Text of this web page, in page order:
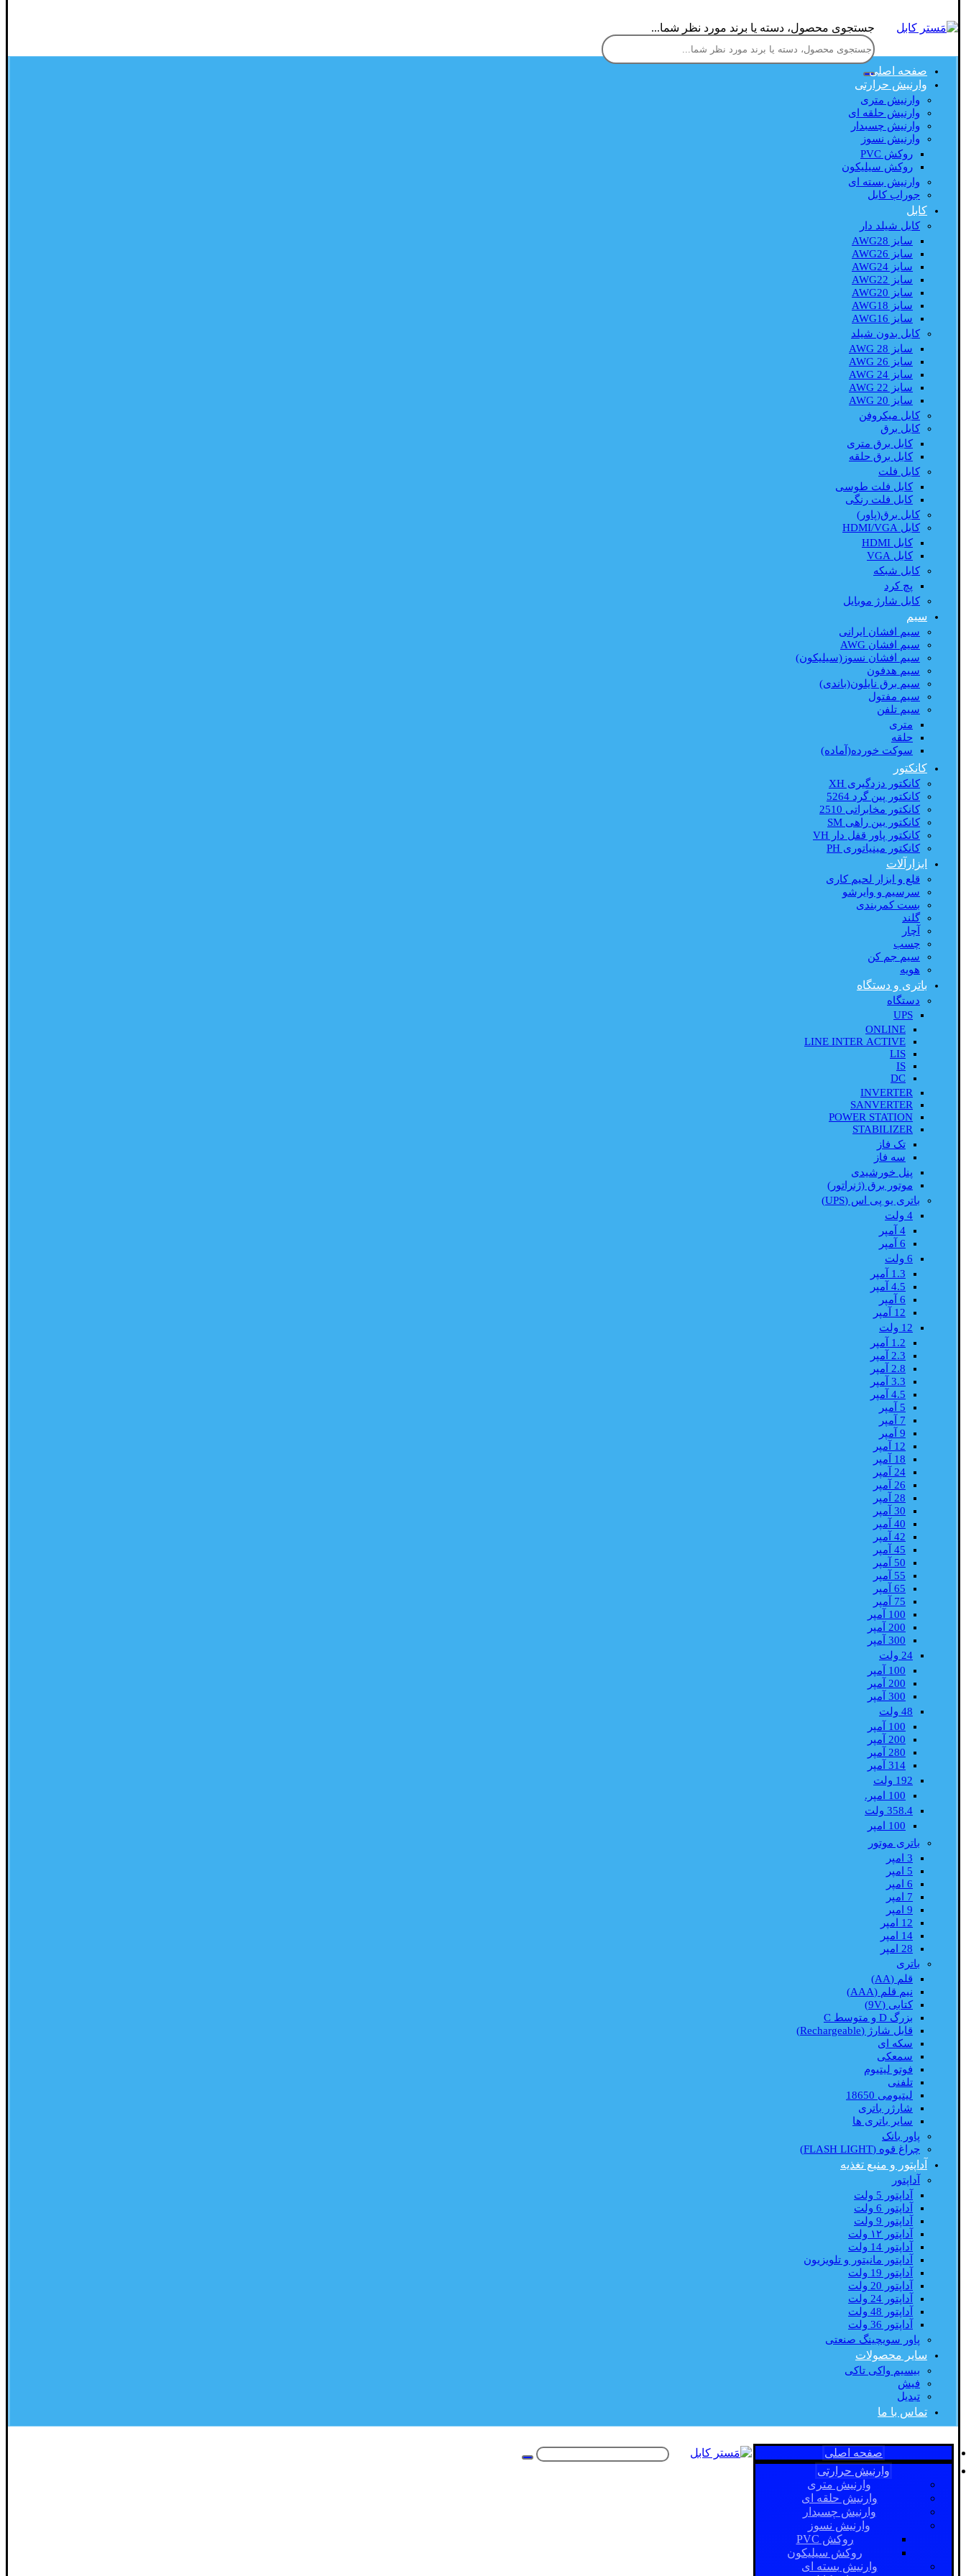
جستجوی محصول، دسته یا برند مورد نظر شما...
صفحه اصلی
وارنیش حرارتی
وارنیش متری
وارنیش حلقه ای
وارنیش چسبدار
وارنیش نسوز
روکش PVC
روکش سیلیکون
وارنیش بسته ای
جوراب کابل
کابل
کابل شیلد دار
سایز AWG28
سایز AWG26
سایز AWG24
سایز AWG22
سایز AWG20
سایز AWG18
سایز AWG16
کابل بدون شیلد
سایز AWG 28
سایز AWG 26
سایز AWG 24
سایز AWG 22
سایز AWG 20
کابل میکروفن
کابل برق
کابل برق متری
کابل برق حلقه
کابل فلت
کابل فلت طوسی
کابل فلت رنگی
کابل برق(پاور)
کابل HDMI/VGA
کابل HDMI
کابل VGA
کابل شبکه
پچ کرد
کابل شارژ موبایل
سیم
سیم افشان ایرانی
سیم افشان AWG
سیم افشان نسوز(سیلیکون)
سیم هدفون
سیم برق نایلون(باندی)
سیم مفتول
سیم تلفن
متری
حلقه
سوکت خورده(آماده)
کانکتور
کانکتور دزدگیری XH
کانکتور پین گرد 5264
کانکتور مخابراتی 2510
کانکتور بین راهی SM
کانکتور پاور قفل دار VH
کانکتور مینیاتوری PH
ابزارآلات
قلع و ابزار لحیم کاری
سرسیم و وایرشو
بست کمربندی
گلند
آچار
چسب
سیم جم کن
هویه
باتری و دستگاه
دستگاه
UPS
ONLINE
LINE INTER ACTIVE
LIS
IS
DC
INVERTER
SANVERTER
POWER STATION
STABILIZER
تک فاز
سه فاز
پنل خورشیدی
موتور برق (ژنراتور)
باتری یو پی اس (UPS)
4 ولت
4 آمپر
6 آمپر
6 ولت
1.3 آمپر
4.5 آمپر
6 آمپر
12 آمپر
12 ولت
1.2 آمپر
2.3 آمپر
2.8 آمپر
3.3 آمپر
4.5 آمپر
5 آمپر
7 آمپر
9 آمپر
12 آمپر
18 آمپر
24 آمپر
26 آمپر
28 آمپر
30 آمپر
40 آمپر
42 آمپر
45 آمپر
50 آمپر
55 آمپر
65 آمپر
75 آمپر
100 آمپر
200 آمپر
300 آمپر
24 ولت
100 آمپر
200 آمپر
300 آمپر
48 ولت
100 آمپر
200 آمپر
280 آمپر
314 آمپر
192 ولت
100 امپر.
358.4 ولت
100 امپر
باتری موتور
3 امپر
5 امپر
6 امپر
7 امپر
9 امپر
12 امپر
14 امپر
28 امپر
باتری
قلم (AA)
نیم قلم (AAA)
کتابی (9V)
بزرگ D و متوسط C
قابل شارژ (Rechargeable)
سکه ای
سمعکی
فوتو لیتیوم
تلفنی
لیتیومی 18650
شارژر باتری
سایر باتری ها
پاور بانک
چراغ قوه (FLASH LIGHT)
آداپتور و منبع تغذیه
آداپتور
آداپتور 5 ولت
آداپتور 6 ولت
آداپتور 9 ولت
آداپتور ۱۲ ولت
آداپتور 14 ولت
آداپتور مانیتور و تلویزیون
آداپتور 19 ولت
آداپتور 20 ولت
آداپتور 24 ولت
آداپتور 48 ولت
آداپتور 36 ولت
پاور سویچینگ صنعتی
سایر محصولات
بیسیم واکی تاکی
فیش
تبدیل
تماس با ما
صفحه اصلی
وارنیش حرارتی
وارنیش متری
وارنیش حلقه ای
وارنیش چسبدار
وارنیش نسوز
روکش PVC
روکش سیلیکون
وارنیش بسته ای